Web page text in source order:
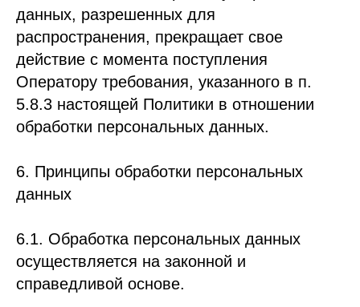
данных, разрешенных для
распространения, прекращает свое
действие с момента поступления
Оператору требования, указанного в п.
5.8.3 настоящей Политики в отношении
обработки персональных данных.
6. Принципы обработки персональных
данных
6.1. Обработка персональных данных
осуществляется на законной и
справедливой основе.